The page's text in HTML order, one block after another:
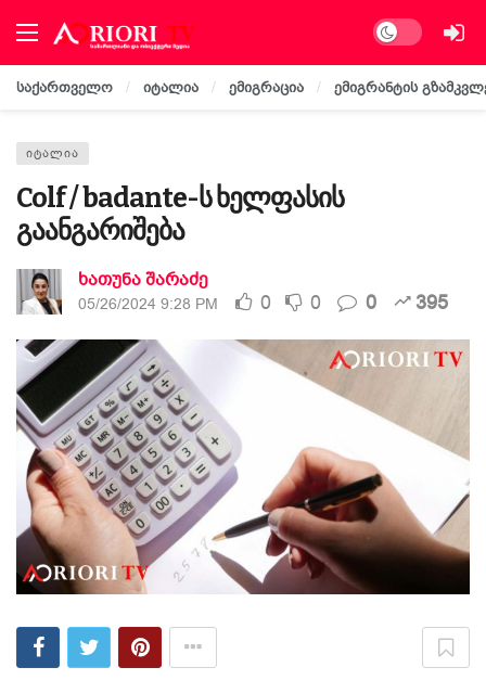
Dark mode
საქართველო იტალია ემიგრაცია ემიგრანტის
ᲘᲢᲐᲚᲘᲐ
Colf / badante-ს ხელფასის
გაანგარიშება
ხათუნა შარაძე
05/26/2024 9:28 PM 0 0 0 395